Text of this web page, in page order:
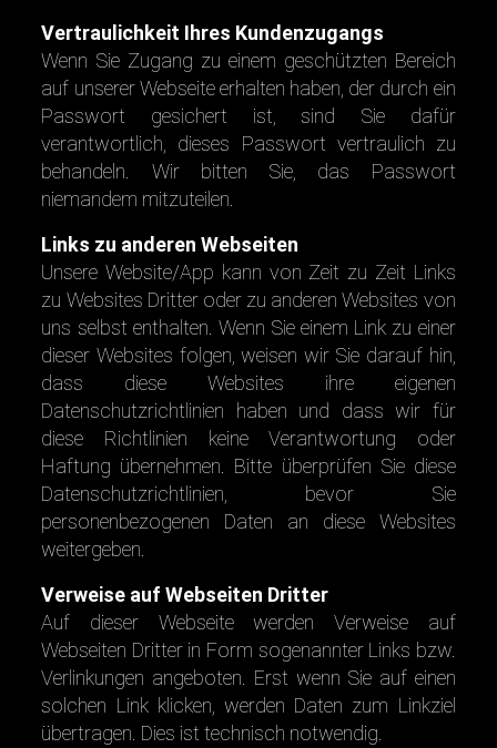
Vertraulichkeit Ihres Kundenzugangs
Wenn Sie Zugang zu einem geschützten Bereich
auf unserer Webseite erhalten haben, der durch ein
Passwort gesichert ist, sind Sie dafür
verantwortlich, dieses Passwort vertraulich zu
behandeln. Wir bitten Sie, das Passwort
niemandem mitzuteilen.
Links zu anderen Webseiten
Unsere Website/App kann von Zeit zu Zeit Links
zu Websites Dritter oder zu anderen Websites von
uns selbst enthalten. Wenn Sie einem Link zu einer
dieser Websites folgen, weisen wir Sie darauf hin,
dass diese Websites ihre eigenen
Datenschutzrichtlinien haben und dass wir für
diese Richtlinien keine Verantwortung oder
Haftung übernehmen. Bitte überprüfen Sie diese
Datenschutzrichtlinien, bevor Sie
personenbezogenen Daten an diese Websites
weitergeben.
Verweise auf Webseiten Dritter
Auf dieser Webseite werden Verweise auf
Webseiten Dritter in Form sogenannter Links bzw.
Verlinkungen angeboten. Erst wenn Sie auf einen
solchen Link klicken, werden Daten zum Linkziel
übertragen. Dies ist technisch notwendig.